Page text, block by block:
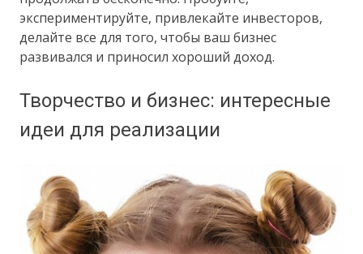
экспериментируйте, привлекайте инвесторов,
делайте все для того, чтобы ваш бизнес
развивался и приносил хороший доход.
Творчество и бизнес: интересные
идеи для реализации